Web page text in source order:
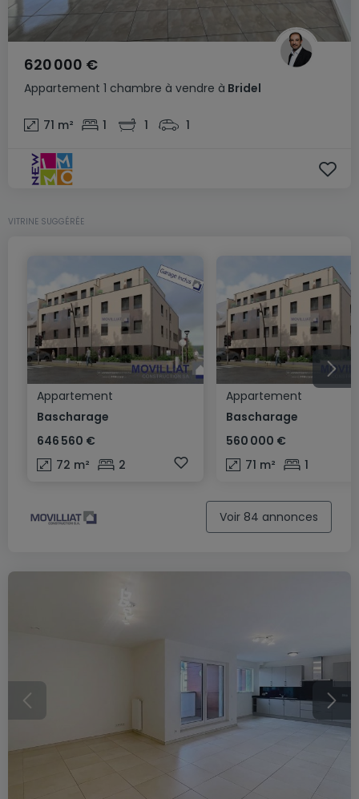
Appartement 1 chambre à vendre à Bridel
620 000 €
71 m² 1 1 1
VITRINE SUGGÉRÉE
Appartement
Bascharage
646 560 €
72 m² 2
Appartement
Bascharage
560 000 €
71 m² 1
Voir 84 annonces